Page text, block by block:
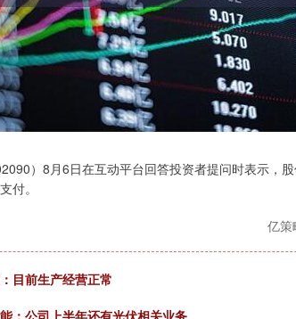
）8月6日在互动平台回答投资者提问时表示，
付。
亿策
目前生产经营正常
：公司上半年还有光伏相关业务